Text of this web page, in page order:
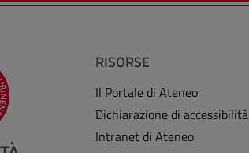
RISORSE
Il Portale di Ateneo
Dichiarazione di accessibilità
Intranet di Ateneo